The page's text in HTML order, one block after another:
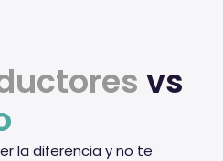
vs
la diferencia y no te